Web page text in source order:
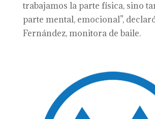
trabajamos la parte física, sino
parte mental, emocional”,
Fernández, monitora de baile.